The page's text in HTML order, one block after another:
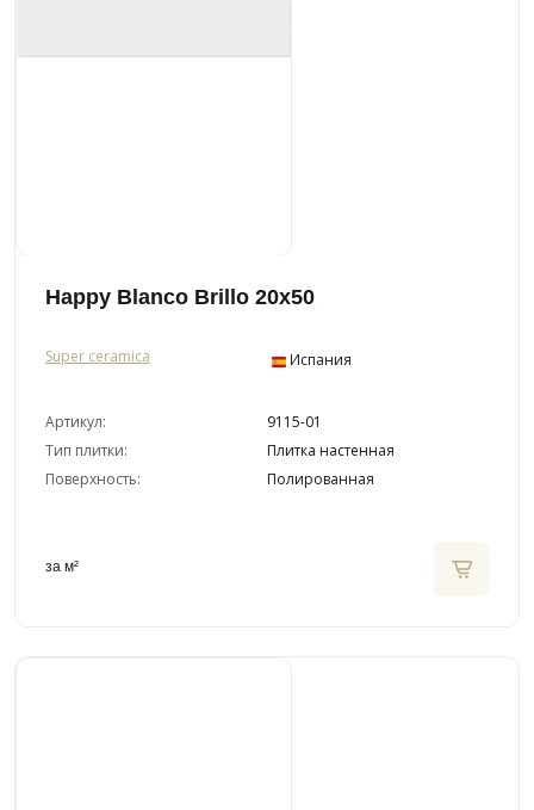
Happy Blanco Brillo 20x50
Super ceramica Испания
Артикул:
9115-01
Тип плитки:
Плитка настенная
Поверхность:
Полированная
за м²